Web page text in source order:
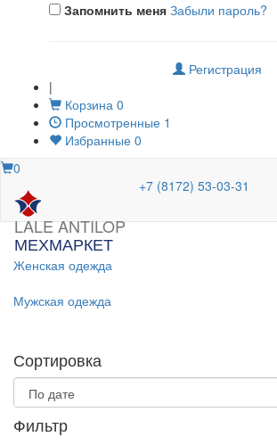
Запомнить меня Забыли пароль?
Регистрация
|
Корзина 0
Просмотренные 1
Избранные 0
0
LALE ANTILOP
МЕХМАРКЕТ
+7 (8172) 53-03-31
Женская одежда
Мужская одежда
Сортировка
Фильтр